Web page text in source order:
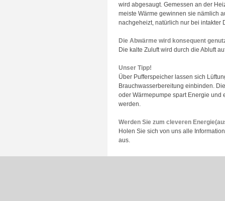
wird abgesaugt. Gemessen an der
meiste Wärme gewinnen sie nämlich
nachgeheizt, natürlich nur bei intakter
Die Abwärme wird konsequent
Die kalte Zuluft wird durch die Abluft
Unser Tipp!
Über Pufferspeicher lassen sich
Brauchwasserbereitung einbinden.
oder Wärmepumpe spart Energie
werden.
Werden Sie zum cleveren
Holen Sie sich von uns alle
aus.